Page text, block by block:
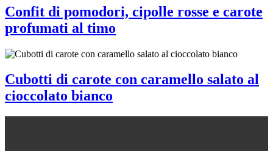
Confit di pomodori, cipolle rosse e carote
profumati al timo
Cubotti di carote con caramello salato al
cioccolato bianco